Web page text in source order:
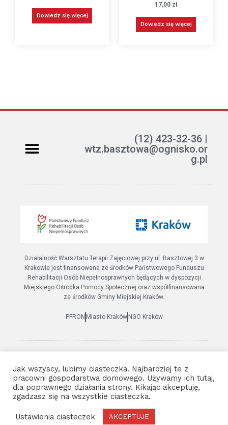
Dowiedz się więcej
17,00 zł
Dowiedz się więcej
(12) 423-32-36 |
wtz.basztowa@ognisko.or
g.pl
Działalność Warsztatu Terapii Zajęciowej przy ul. Basztowej 3 w
Krakowie jest finansowana ze środków Państwowego Funduszu
Rehabilitacji Osób Niepełnosprawnych będących w dyspozycji
Miejskiego Ośrodka Pomocy Społecznej oraz współfinansowana
ze środków Gminy Miejskiej Kraków.
PFRON Miasto Kraków NGO Kraków
zajęciowej Basztowa 3
Polityka prywatności| Deklaracja dostępności
Jak wszyscy, lubimy ciasteczka. Najbardziej te z
pracowni gospodarstwa domowego. Używamy ich tutaj,
dla poprawnego działania strony. Kikając akceptuję,
zgadzasz się na wszystkie ciasteczka.
Ustawienia ciasteczek AKCEPTUJE